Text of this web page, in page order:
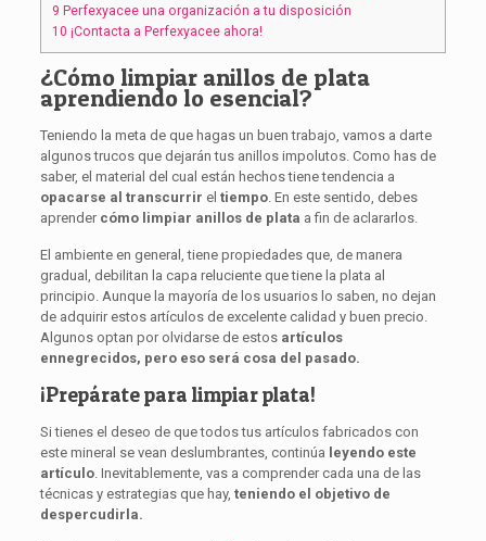
9 Perfexyacee una organización a tu disposición
10 ¡Contacta a Perfexyacee ahora!
¿Cómo limpiar anillos de plata
aprendiendo lo esencial?
Teniendo la meta de que hagas un buen trabajo, vamos a darte
algunos trucos que dejarán tus anillos impolutos. Como has de
saber, el material del cual están hechos tiene tendencia a
opacarse al transcurrir el tiempo. En este sentido, debes
aprender cómo limpiar anillos de plata a fin de aclararlos.
El ambiente en general, tiene propiedades que, de manera
gradual, debilitan la capa reluciente que tiene la plata al
principio. Aunque la mayoría de los usuarios lo saben, no dejan
de adquirir estos artículos de excelente calidad y buen precio.
Algunos optan por olvidarse de estos artículos
ennegrecidos, pero eso será cosa del pasado.
¡Prepárate para limpiar plata!
Si tienes el deseo de que todos tus artículos fabricados con
este mineral se vean deslumbrantes, continúa leyendo este
artículo. Inevitablemente, vas a comprender cada una de las
técnicas y estrategias que hay, teniendo el objetivo de
despercudirla.